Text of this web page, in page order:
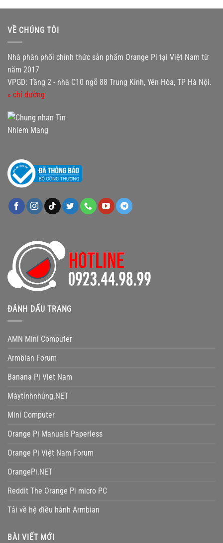
VỀ CHÚNG TÔI
Nhà phân phối chính thức sản phẩm Orange Pi tại Việt Nam từ
năm 2017
VPGD: Tầng 2 - nhà C10 ngõ 88 Trung Kính, Yên Hòa, TP Hà Nội.
» chỉ đường
ĐÁNH DẤU TRANG
AMN Mini Computer
Armbian Forum
Banana Pi Viet Nam
Máytínhnhúng.NET
Mini Computer
Orange Pi Manuals Paperless
Orange Pi Việt Nam Forum
OrangePi.NET
Reddit The Orange Pi micro PC
Tải về hệ điều hành Armbian
BÀI VIẾT MỚI